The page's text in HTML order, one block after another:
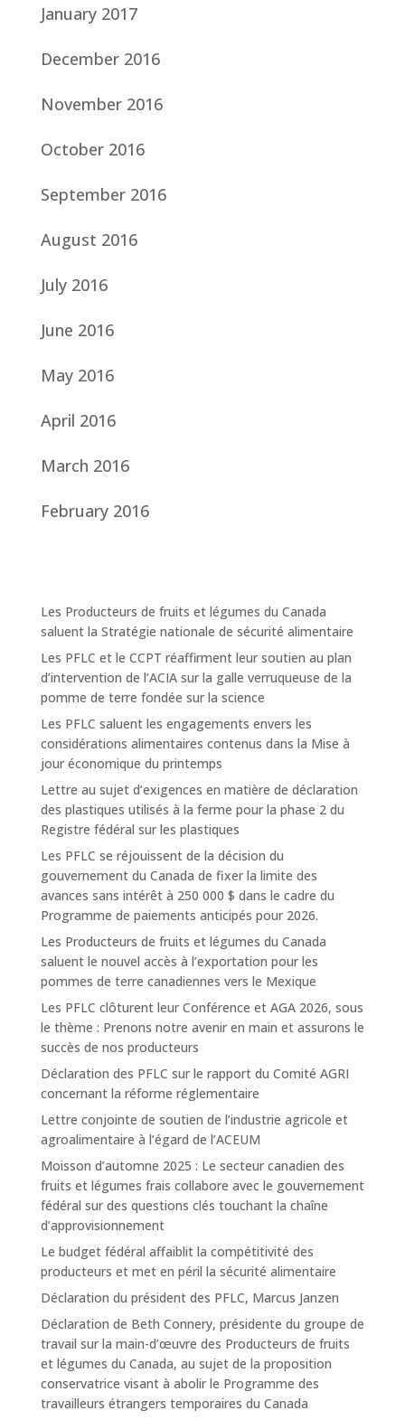
January 2017
December 2016
November 2016
October 2016
September 2016
August 2016
July 2016
June 2016
May 2016
April 2016
March 2016
February 2016
Les Producteurs de fruits et légumes du Canada
saluent la Stratégie nationale de sécurité alimentaire
Les PFLC et le CCPT réaffirment leur soutien au plan
d’intervention de l’ACIA sur la galle verruqueuse de la
pomme de terre fondée sur la science
Les PFLC saluent les engagements envers les
considérations alimentaires contenus dans la Mise à
jour économique du printemps
Lettre au sujet d’exigences en matière de déclaration
des plastiques utilisés à la ferme pour la phase 2 du
Registre fédéral sur les plastiques
Les PFLC se réjouissent de la décision du
gouvernement du Canada de fixer la limite des
avances sans intérêt à 250 000 $ dans le cadre du
Programme de paiements anticipés pour 2026.
Les Producteurs de fruits et légumes du Canada
saluent le nouvel accès à l’exportation pour les
pommes de terre canadiennes vers le Mexique
Les PFLC clôturent leur Conférence et AGA 2026, sous
le thème : Prenons notre avenir en main et assurons le
succès de nos producteurs
Déclaration des PFLC sur le rapport du Comité AGRI
concernant la réforme réglementaire
Lettre conjointe de soutien de l’industrie agricole et
agroalimentaire à l’égard de l’ACEUM
Moisson d’automne 2025 : Le secteur canadien des
fruits et légumes frais collabore avec le gouvernement
fédéral sur des questions clés touchant la chaîne
d’approvisionnement
Le budget fédéral affaiblit la compétitivité des
producteurs et met en péril la sécurité alimentaire
Déclaration du président des PFLC, Marcus Janzen
Déclaration de Beth Connery, présidente du groupe de
travail sur la main-d’œuvre des Producteurs de fruits
et légumes du Canada, au sujet de la proposition
conservatrice visant à abolir le Programme des
travailleurs étrangers temporaires du Canada